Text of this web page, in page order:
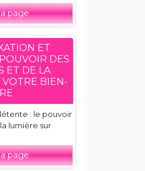
page
ET
DES
ET DE LA
VOTRE BIEN-
: le pouvoir
lumière sur
page